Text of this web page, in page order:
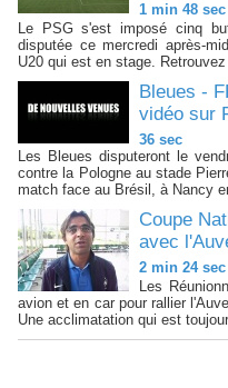
1 min 48 sec
Le PSG s'est imposé cinq
disputée ce mercredi après-
U20 qui est en stage.
Bleues -
vidéo sur
36 sec
Les Bleues disputeront le
contre la Pologne au stade
match face au Brésil, à Nancy
Coupe
avec
2 min 24 sec
Les
avion et en car pour rallier
Une acclimatation qui est